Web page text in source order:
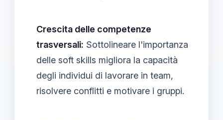
Crescita delle competenze
trasversali: Sottolineare l'importanza
delle soft skills migliora la capacità
degli individui di lavorare in team,
risolvere conflitti e motivare i gruppi.